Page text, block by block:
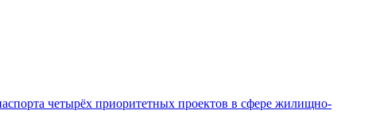
четырёх приоритетных проектов в сфере жилищно-